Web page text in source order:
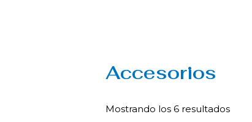
Accesorios
Mostrando los 6 resultados